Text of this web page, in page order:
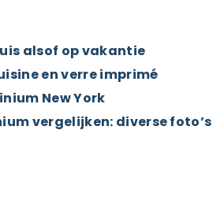
alsof op vakantie
en verre imprimé
New York
vergelijken: diverse foto’s